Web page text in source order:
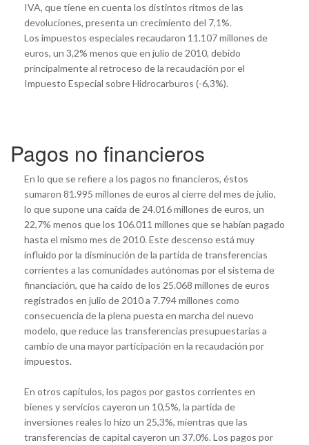
IVA, que tiene en cuenta los distintos ritmos de las
devoluciones, presenta un crecimiento del 7,1%.
Los impuestos especiales recaudaron 11.107 millones de
euros, un 3,2% menos que en julio de 2010, debido
principalmente al retroceso de la recaudación por el
Impuesto Especial sobre Hidrocarburos (-6,3%).
Pagos no financieros
En lo que se refiere a los pagos no financieros, éstos
sumaron 81.995 millones de euros al cierre del mes de julio,
lo que supone una caída de 24.016 millones de euros, un
22,7% menos que los 106.011 millones que se habían pagado
hasta el mismo mes de 2010. Este descenso está muy
influido por la disminución de la partida de transferencias
corrientes a las comunidades autónomas por el sistema de
financiación, que ha caído de los 25.068 millones de euros
registrados en julio de 2010 a 7.794 millones como
consecuencia de la plena puesta en marcha del nuevo
modelo, que reduce las transferencias presupuestarias a
cambio de una mayor participación en la recaudación por
impuestos.
En otros capítulos, los pagos por gastos corrientes en
bienes y servicios cayeron un 10,5%, la partida de
inversiones reales lo hizo un 25,3%, mientras que las
transferencias de capital cayeron un 37,0%. Los pagos por